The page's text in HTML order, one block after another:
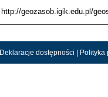
http://geozasob.igik.edu.pl/
Deklaracje dostępności Polityka